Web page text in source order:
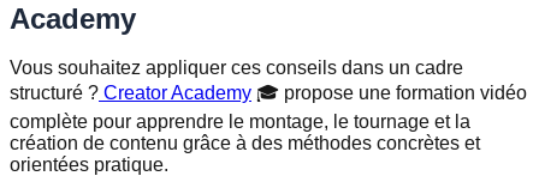
Academy
Vous souhaitez appliquer ces conseils dans un cadre
structuré ? Creator Academy 🎓 propose une formation vidéo
complète pour apprendre le montage, le tournage et la
création de contenu grâce à des méthodes concrètes et
orientées pratique.